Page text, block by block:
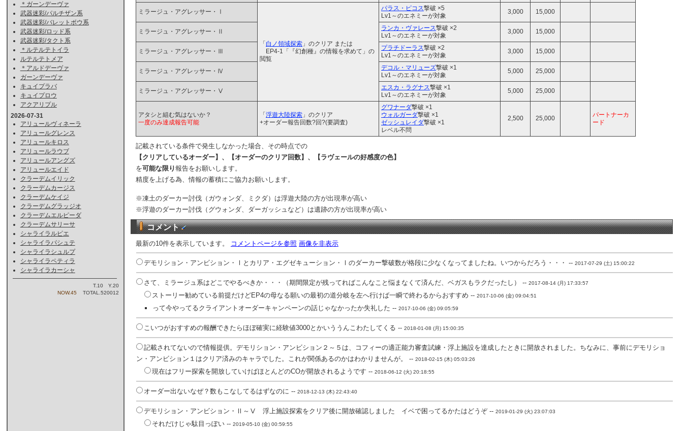
＊ガーンデーヴァ
武器迷彩/パルチザン系
武器迷彩/バレットボウ系
武器迷彩/ロッド系
武器迷彩/タクト系
＊ルテルテトイラ
ルテルテトメア
＊アルドデーヴァ
ガーンデーヴァ
キュイプラバ
キュイプロウ
アクアリプル
2026-07-31
アリュールヴィネーラ
アリュールグレンス
アリュールキロス
アリュールラウブ
アリュールアングズ
アリュールエイド
クラーデムイリック
クラーデムカージス
クラーデムケイジ
クラーデムグラッジオ
クラーデムエルピーダ
クラーデムサリーサ
シャライラルピエ
シャライラパシュテ
シャライラシュルプ
シャライラペティラ
シャライラカーシャ
T.10 Y.20
NOW.45
TOTAL.520012
ミラージュ・アグレッサー・Ⅰ
「白ノ領域探索 」のクリア または
EP4-1「『幻創種』の情報を求めて」の
閲覧
パラス・ピコス撃破 ×5
Lv1～のエネミーが対象
3,000 15,000
ミラージュ・アグレッサー・Ⅱ ランカ・ヴァレース撃破 ×2
Lv1～のエネミーが対象
3,000 15,000
ミラージュ・アグレッサー・Ⅲ プラチドーラス撃破 ×2
Lv1～のエネミーが対象
3,000 15,000
ミラージュ・アグレッサー・Ⅳ デコル・マリューズ撃破 ×1
Lv1～のエネミーが対象
5,000 25,000
ミラージュ・アグレッサー・Ⅴ エスカ・ラグナス撃破 ×1
Lv1～のエネミーが対象
5,000 25,000
アタシと組む気はないか？
一度のみ達成報告可能
「浮遊大陸探索 」のクリア
+オーダー報告回数?回?(要調査)
グワナーダ撃破 ×1
ウォルガーダ撃破 ×1
ゼッシュレイダ撃破 ×1
レベル不問
2,500 25,000
パートナーカ
ード
記載されている条件で発生しなかった場合、その時点での
【クリアしているオーダー】、【オーダーのクリア回数】、【ラヴェールの好感度の色】
を可能な限り報告をお願いします。
精度を上げる為、情報の蓄積にご協力お願いします。
※凍土のダーカー討伐（ガウォンダ、ミクダ）は浮遊大陸の方が出現率が高い
※浮遊のダーカー討伐（グウォンダ、ダーガッシュなど）は遺跡の方が出現率が高い
コメント
最新の10件を表示しています。 コメントページを参照 画像を非表示
デモリション・アンビション・Ⅰとカリア・エグゼキューション・Ⅰのダーカー撃破数が格段に少なくなってましたね。いつからだろう・・・ -- 2017-07-29 (土) 15:00:22
さて、ミラージュ系はどこでやるべきか・・・（期間限定が残ってればこんなこと悩まなくて済んだ、ベガスもラクだったし） -- 2017-08-14 (月) 17:33:57
ストーリー勧めている前提だけどEP4の母なる願いの最初の道分岐を左へ行けば一瞬で終わるからおすすめ -- 2017-10-06 (金) 09:04:51
って今やってるクライアントオーダーキャンペーンの話じゃなかったか失礼した -- 2017-10-06 (金) 09:05:59
こいつがおすすめの報酬できたらほぼ確実に経験値3000とかいううんこわたしてくる -- 2018-01-08 (月) 15:00:35
記載されてないので情報提供。デモリション・アンビション２～５は、コフィーの適正能力審査試練・浮上施設を達成したときに開放されました。ちなみに、事前にデモリショ
ン・アンビション１はクリア済みのキャラでした。これが関係あるのかはわかりませんが。 -- 2018-02-15 (木) 05:03:26
現在はフリー探索を開放していけばほとんどのCOが開放されるようです -- 2018-06-12 (火) 20:18:55
オーダー出ないなぜ？数もこなしてるはずなのに -- 2018-12-13 (木) 22:43:40
デモリション・アンビション・Ⅱ～Ⅴ 浮上施設探索をクリア後に開放確認しました イベで困ってるかたはどうぞ -- 2019-01-29 (火) 23:07:03
それだけじゃ駄目っぽい -- 2019-05-10 (金) 00:59:55